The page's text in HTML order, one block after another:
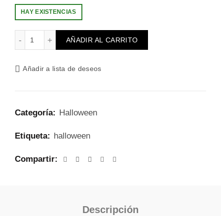
HAY EXISTENCIAS
murciélagos colgantes cantidad
AÑADIR AL CARRITO
Añadir a lista de deseos
Categoría: Halloween
Etiqueta: halloween
Compartir
Descripción